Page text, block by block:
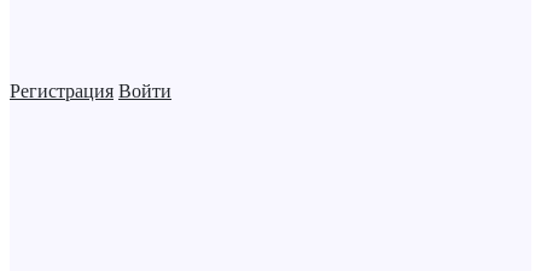
Регистрация Войти